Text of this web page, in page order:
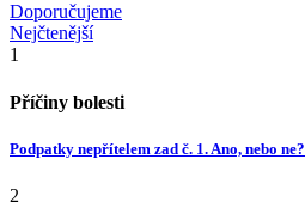
Doporučujeme
Nejčtenější
1
Příčiny bolesti
Podpatky nepřítelem zad č. 1. Ano, nebo ne?
2